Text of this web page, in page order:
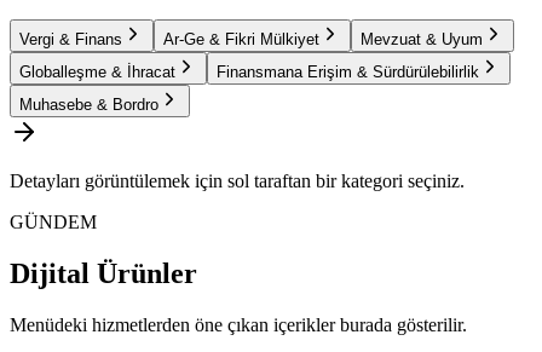
Vergi & Finans Ar-Ge & Fikri Mülkiyet
Mevzuat & Uyum
Globalleşme & İhracat
Finansmana Erişim & Sürdürülebilirlik
Muhasebe & Bordro
Detayları görüntülemek için sol taraftan bir kategori seçiniz.
GÜNDEM
Dijital Ürünler
Menüdeki hizmetlerden öne çıkan içerikler burada gösterilir.